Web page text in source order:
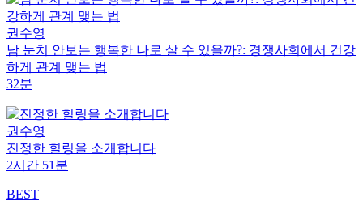
권수영
남 눈치 안보는 행복한 나로 살 수 있을까?: 경쟁사회에서 건강
하게 관계 맺는 법
32분
권수영
진정한 힐링을 소개합니다
2시간 51분
BEST